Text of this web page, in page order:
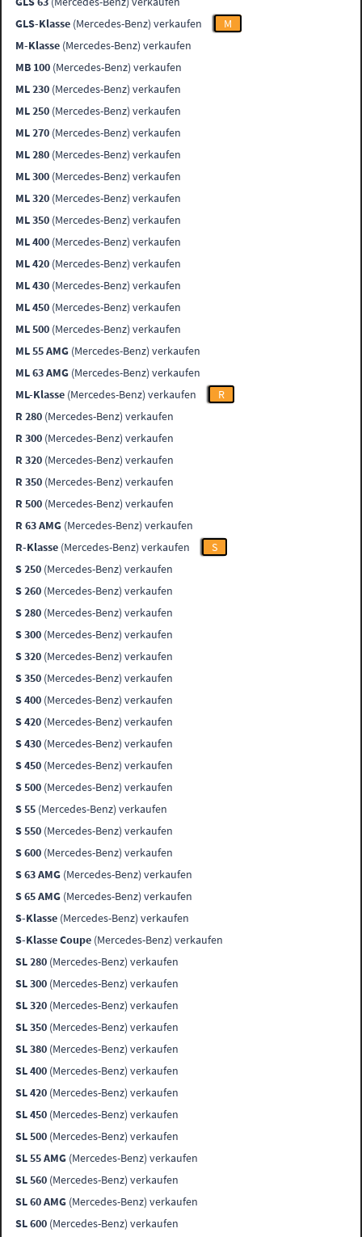
GLS-Klasse (Mercedes-Benz) verkaufen
M
M-Klasse (Mercedes-Benz) verkaufen
MB 100 (Mercedes-Benz) verkaufen
ML 230 (Mercedes-Benz) verkaufen
ML 250 (Mercedes-Benz) verkaufen
ML 270 (Mercedes-Benz) verkaufen
ML 280 (Mercedes-Benz) verkaufen
ML 300 (Mercedes-Benz) verkaufen
ML 320 (Mercedes-Benz) verkaufen
ML 350 (Mercedes-Benz) verkaufen
ML 400 (Mercedes-Benz) verkaufen
ML 420 (Mercedes-Benz) verkaufen
ML 430 (Mercedes-Benz) verkaufen
ML 450 (Mercedes-Benz) verkaufen
ML 500 (Mercedes-Benz) verkaufen
ML 55 AMG (Mercedes-Benz) verkaufen
ML 63 AMG (Mercedes-Benz) verkaufen
ML-Klasse (Mercedes-Benz) verkaufen
R
R 280 (Mercedes-Benz) verkaufen
R 300 (Mercedes-Benz) verkaufen
R 320 (Mercedes-Benz) verkaufen
R 350 (Mercedes-Benz) verkaufen
R 500 (Mercedes-Benz) verkaufen
R 63 AMG (Mercedes-Benz) verkaufen
R-Klasse (Mercedes-Benz) verkaufen
S
S 250 (Mercedes-Benz) verkaufen
S 260 (Mercedes-Benz) verkaufen
S 280 (Mercedes-Benz) verkaufen
S 300 (Mercedes-Benz) verkaufen
S 320 (Mercedes-Benz) verkaufen
S 350 (Mercedes-Benz) verkaufen
S 400 (Mercedes-Benz) verkaufen
S 420 (Mercedes-Benz) verkaufen
S 430 (Mercedes-Benz) verkaufen
S 450 (Mercedes-Benz) verkaufen
S 500 (Mercedes-Benz) verkaufen
S 55 (Mercedes-Benz) verkaufen
S 550 (Mercedes-Benz) verkaufen
S 600 (Mercedes-Benz) verkaufen
S 63 AMG (Mercedes-Benz) verkaufen
S 65 AMG (Mercedes-Benz) verkaufen
S-Klasse (Mercedes-Benz) verkaufen
S-Klasse Coupe (Mercedes-Benz) verkaufen
SL 280 (Mercedes-Benz) verkaufen
SL 300 (Mercedes-Benz) verkaufen
SL 320 (Mercedes-Benz) verkaufen
SL 350 (Mercedes-Benz) verkaufen
SL 380 (Mercedes-Benz) verkaufen
SL 400 (Mercedes-Benz) verkaufen
SL 420 (Mercedes-Benz) verkaufen
SL 450 (Mercedes-Benz) verkaufen
SL 500 (Mercedes-Benz) verkaufen
SL 55 AMG (Mercedes-Benz) verkaufen
SL 560 (Mercedes-Benz) verkaufen
SL 60 AMG (Mercedes-Benz) verkaufen
SL 600 (Mercedes-Benz) verkaufen